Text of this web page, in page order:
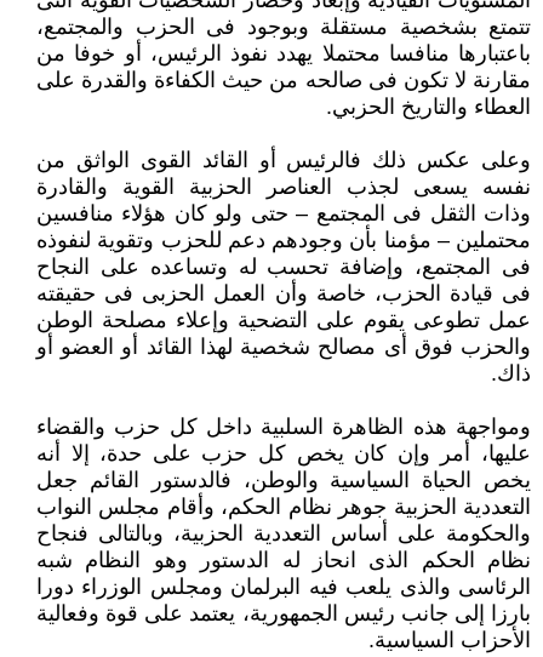
تتمتع بشخصية مستقلة وبوجود فى الحزب والمجتمع،
باعتبارها منافسا محتملا يهدد نفوذ الرئيس، أو خوفا من
مقارنة لا تكون فى صالحه من حيث الكفاءة والقدرة على
العطاء والتاريخ الحزبي.
وعلى عكس ذلك فالرئيس أو القائد القوى الواثق من
نفسه يسعى لجذب العناصر الحزبية القوية والقادرة
وذات الثقل فى المجتمع – حتى ولو كان هؤلاء منافسين
محتملين – مؤمنا بأن وجودهم دعم للحزب وتقوية لنفوذه
فى المجتمع، وإضافة تحسب له وتساعده على النجاح
فى قيادة الحزب، خاصة وأن العمل الحزبى فى حقيقته
عمل تطوعى يقوم على التضحية وإعلاء مصلحة الوطن
والحزب فوق أى مصالح شخصية لهذا القائد أو العضو أو
ذاك.
ومواجهة هذه الظاهرة السلبية داخل كل حزب والقضاء
عليها، أمر وإن كان يخص كل حزب على حدة، إلا أنه
يخص الحياة السياسية والوطن، فالدستور القائم جعل
التعددية الحزبية جوهر نظام الحكم، وأقام مجلس النواب
والحكومة على أساس التعددية الحزبية، وبالتالى فنجاح
نظام الحكم الذى انحاز له الدستور وهو النظام شبه
الرئاسى والذى يلعب فيه البرلمان ومجلس الوزراء دورا
بارزا إلى جانب رئيس الجمهورية، يعتمد على قوة وفعالية
الأحزاب السياسية.